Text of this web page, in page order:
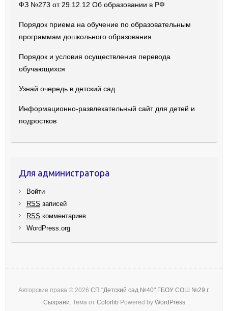
ФЗ №273 от 29.12.12 Об образовании в РФ
Порядок приема на обучение по образовательным
программам дошкольного образования
Порядок и условия осуществления перевода
обучающихся
Узнай очередь в детский сад
Информационно-развлекательный сайт для детей и
подростков
Для администратора
Войти
RSS записей
RSS комментариев
WordPress.org
Авторские права © 2026 СП "Детский сад №40" ГБОУ СОШ №29 г.
Сызрани. Тема от Colorlib Powered by WordPress